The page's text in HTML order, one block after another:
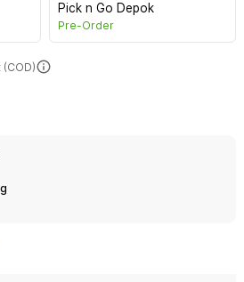
Pick n Go Depok
Pre-Order